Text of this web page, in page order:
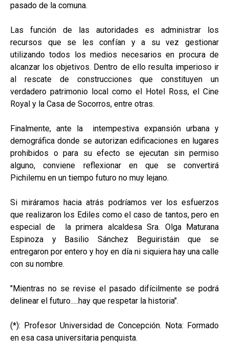
pasado de la comuna.
Las función de las autoridades es administrar los
recursos que se les confían y a su vez gestionar
utilizando todos los medios necesarios en procura de
alcanzar los objetivos. Dentro de ello resulta imperioso ir
al rescate de construcciones que constituyen un
verdadero patrimonio local como el Hotel Ross, el Cine
Royal y la Casa de Socorros, entre otras.
Finalmente, ante la intempestiva expansión urbana y
demográfica donde se autorizan edificaciones en lugares
prohibidos o para su efecto se ejecutan sin permiso
alguno, conviene reflexionar en que se convertirá
Pichilemu en un tiempo futuro no muy lejano.
Si miráramos hacia atrás podríamos ver los esfuerzos
que realizaron los Ediles como el caso de tantos, pero en
especial de la primera alcaldesa Sra. Olga Maturana
Espinoza y Basilio Sánchez Beguiristáin que se
entregaron por entero y hoy en día ni siquiera hay una calle
con su nombre.
"Mientras no se revise el pasado difícilmente se podrá
delinear el futuro.....hay que respetar la historia".
(*): Profesor Universidad de Concepción. Nota: Formado
en esa casa universitaria penquista.